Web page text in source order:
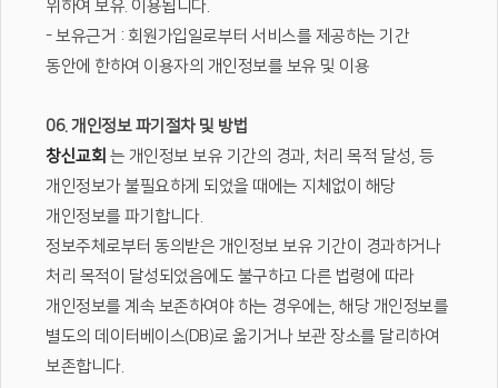
위하여 보유. 이용됩니다.
- 보유근거 : 회원가입일로부터 서비스를 제공하는 기간
동안에 한하여 이용자의 개인정보를 보유 및 이용
06. 개인정보 파기절차 및 방법
창신교회 는 개인정보 보유 기간의 경과, 처리 목적 달성, 등
개인정보가 불필요하게 되었을 때에는 지체없이 해당
개인정보를 파기합니다.
정보주체로부터 동의받은 개인정보 보유 기간이 경과하거나
처리 목적이 달성되었음에도 불구하고 다른 법령에 따라
개인정보를 계속 보존하여야 하는 경우에는, 해당 개인정보를
별도의 데이터베이스(DB)로 옮기거나 보관 장소를 달리하여
보존합니다.